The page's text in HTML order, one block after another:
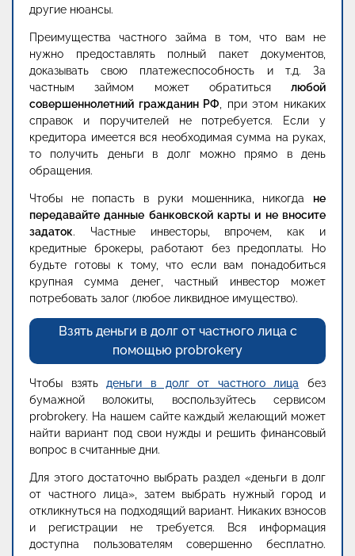
другие нюансы.
Преимущества частного займа в том, что вам не
нужно предоставлять полный пакет документов,
доказывать свою платежеспособность и т.д. За
частным займом может обратиться любой
совершеннолетний гражданин РФ , при этом никаких
справок и поручителей не потребуется. Если у
кредитора имеется вся необходимая сумма на руках,
то получить деньги в долг можно прямо в день
обращения.
Чтобы не попасть в руки мошенника, никогда не
передавайте данные банковской карты и не вносите
задаток. Частные инвесторы, впрочем, как и
кредитные брокеры, работают без предоплаты. Но
будьте готовы к тому, что если вам понадобиться
крупная сумма денег, частный инвестор может
потребовать залог (любое ликвидное имущество).
Взять деньги в долг от частного лица с
помощью probrokery
Чтобы взятьденьги в долг от частного лица без
бумажной волокиты, воспользуйтесь сервисом
probrokery. На нашем сайте каждый желающий может
найти вариант под свои нужды и решить финансовый
вопрос в считанные дни.
Для этого достаточно выбрать раздел «деньги в долг
от частного лица», затем выбрать нужный город и
откликнуться на подходящий вариант. Никаких взносов
и регистрации не требуется. Вся информация
доступна пользователям совершенно бесплатно.